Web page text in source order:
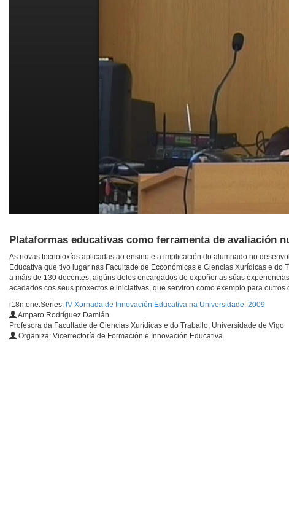
Plataformas educativas como ferramenta de avaliación
As novas tecnoloxías aplicadas ao ensino e a implicación do alumnado no
Educativa que tivo lugar nas Facultade de Ecconómicas e Ciencias Xurídicas e
a máis de 130 docentes, algúns deles encargados de expoñer as súas
acadados cos seus proxectos e iniciativas, que serviron como exemplo para
i18n.one.Series: IV Xornada de Innovación Educativa na Universidade. 2009
Amparo Rodríguez Damián
Profesora da Facultade de Ciencias Xurídicas e do Traballo, Universidade de Vigo
Organiza: Vicerrectoría de Formación e Innovación Educativa